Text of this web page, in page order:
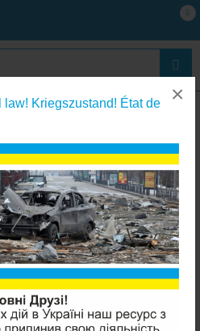
law! Kriegszustand! État de
×
0
фильтр 8 Bar